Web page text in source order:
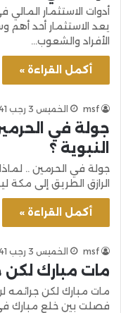
أدوات الاستثمار
يعد الاستثمار أحد
الأفراد والشعوب…
أكمل القراءة »
msf الخميس 3 رجب 1441هـ 27-2-2020م
جولة في
النبوية ؟
جولة في الحرمين ..
الرازق الطريق إلى
أكمل القراءة »
msf الخميس 3 رجب 1441هـ 27-2-2020م
مات مبارك
مات مبارك لكن
فصلت بين خلع مبارك في